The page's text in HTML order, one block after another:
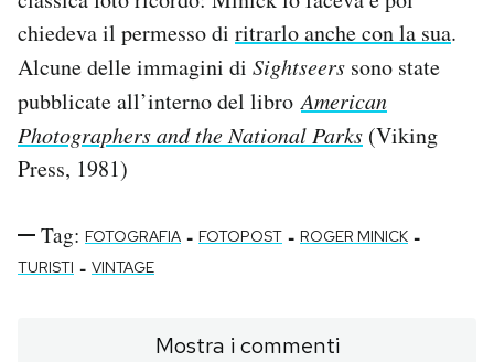
chiedeva il permesso di ritrarlo anche con la sua.
Alcune delle immagini di Sightseers sono state
pubblicate all’interno del libroAmerican
Photographers and the National Parks (Viking
Press, 1981)
Tag: FOTOGRAFIA - FOTOPOST - ROGER MINICK -
TURISTI - VINTAGE
Mostra i commenti